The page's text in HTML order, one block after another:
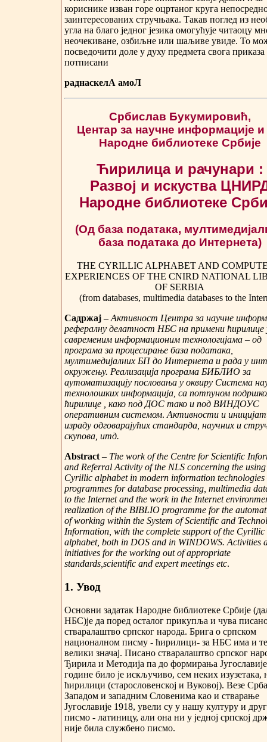
кориснике изван горе оцртаног круга
заинтересованих стручњака. Такав поглед из
угла на благо једног језика омогућује читаоцу
неочекиване, озбиљне или шаљиве увиде. То
посведочити доле у духу предмета свога приказа
потписани
раднаскелА амоЛ
Србислав Букумировић,
Центар за научне информације
Народне библиотеке Србије
Ћирилица и рачунари :
Развој и искуства
Народне библиотеке
(Од база података,
база података до Интернета)
THE CYRILLIC ALPHABET AND
EXPERIENCES OF THE CNIRD NATIONAL
OF SERBIA
(from databases, multimedia databases to the
Садржај –Активност Центра за научне
рефералну делатност НБС на примени ћирилице
савременим информационим технологијама – од
програма за процесирање база података,
мултимедијалних БП до Интернета и рада у
окружењу. Реализација програма БИБЛИО за
аутоматизацију пословања у оквиру Система
технолошких информација, са потпуном
ћирилице , како под ДОС тако и под ВИНДОУС
оперативним системом. Активности и
израду одговарајућих стандарда, научних и
скупова, итд.
Abstract – The work of the Centre for Scientific
and Referral Activity of the NLS concerning the
Cyrillic alphabet in modern information technologies
programmes for database processing, multimedia
to the Internet and the work in the Internet
realization of the BIBLIO programme for the
of working within the System of Scientific and
Information, with the complete support of the Cyrillic
alphabet, both in DOS and in WINDOWS. Activities
initiatives for the working out of appropriate
standards,scientific and expert meetings etc.
1. Увод
Основни задатак Народне библиотеке Србије
НБС)је да поред осталог прикупља и чува
стваралаштво српског народа. Брига о српском
националном писму - ћирилици- за НБС има и
велики значај. Писано стваралаштво српског
Ђирила и Методија па до формирања
године било је искључиво, сем неких изузетака,
ћирилици (старословенској и Вуковој). Везе
Западом и западним Словенима као и стварање
Југославије 1918, увели су у нашу културу и
писмо - латиницу, али она ни у једној српској
није била службено писмо.